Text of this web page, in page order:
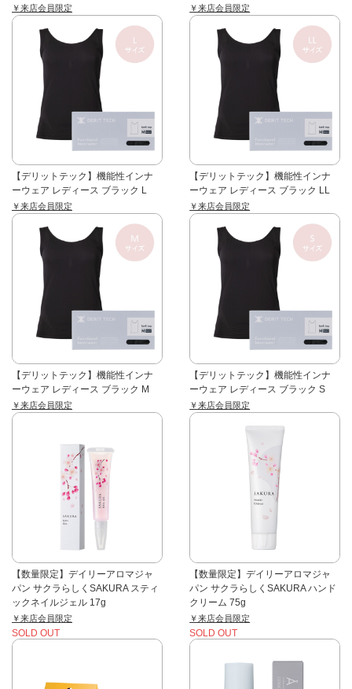
￥来店会員限定 ￥来店会員限定
【デリットテック】機能性インナ
ーウェア レディース ブラック L
￥来店会員限定
【デリットテック】機能性インナ
ーウェア レディース ブラック LL
￥来店会員限定
【デリットテック】機能性インナ
ーウェア レディース ブラック M
￥来店会員限定
【デリットテック】機能性インナ
ーウェア レディース ブラック S
￥来店会員限定
【数量限定】デイリーアロマジャ
パン サクラらしくSAKURA スティ
ックネイルジェル 17g
￥来店会員限定
SOLD OUT
【数量限定】デイリーアロマジャ
パン サクラらしくSAKURA ハンド
クリーム 75g
￥来店会員限定
SOLD OUT